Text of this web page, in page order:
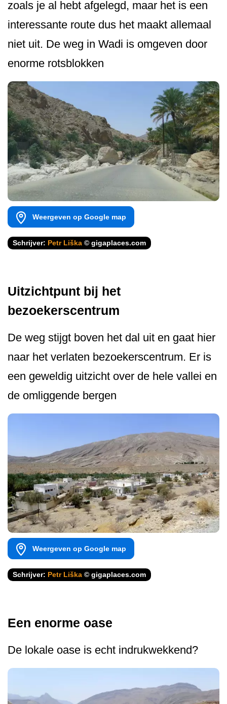
zoals je al hebt afgelegd, maar het is een
interessante route dus het maakt allemaal
niet uit. De weg in Wadi is omgeven door
enorme rotsblokken
Weergeven op Google map
Schrijver: Petr Liška © gigaplaces.com
Uitzichtpunt bij het
bezoekerscentrum
De weg stijgt boven het dal uit en gaat hier
naar het verlaten bezoekerscentrum. Er is
een geweldig uitzicht over de hele vallei en
de omliggende bergen
Weergeven op Google map
Schrijver: Petr Liška © gigaplaces.com
Een enorme oase
De lokale oase is echt indrukwekkend?